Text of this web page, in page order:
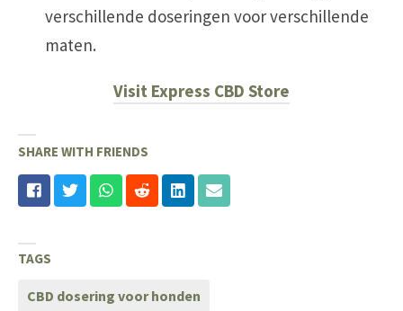
verschillende doseringen voor verschillende
maten.
Visit Express CBD Store
SHARE WITH FRIENDS
TAGS
CBD dosering voor honden